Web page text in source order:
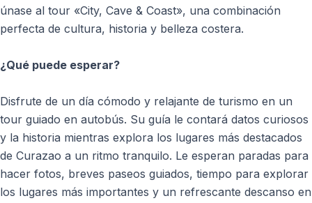
únase al tour «City, Cave & Coast», una combinación
perfecta de cultura, historia y belleza costera.
¿Qué puede esperar?
Disfrute de un día cómodo y relajante de turismo en un
tour guiado en autobús. Su guía le contará datos curiosos
y la historia mientras explora los lugares más destacados
de Curazao a un ritmo tranquilo. Le esperan paradas para
hacer fotos, breves paseos guiados, tiempo para explorar
los lugares más importantes y un refrescante descanso en